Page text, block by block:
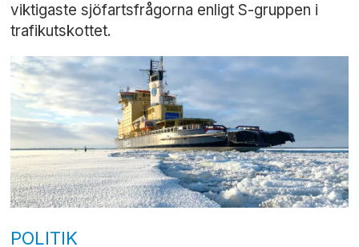
viktigaste sjöfartsfrågorna enligt S-gruppen i
trafikutskottet.
POLITIK